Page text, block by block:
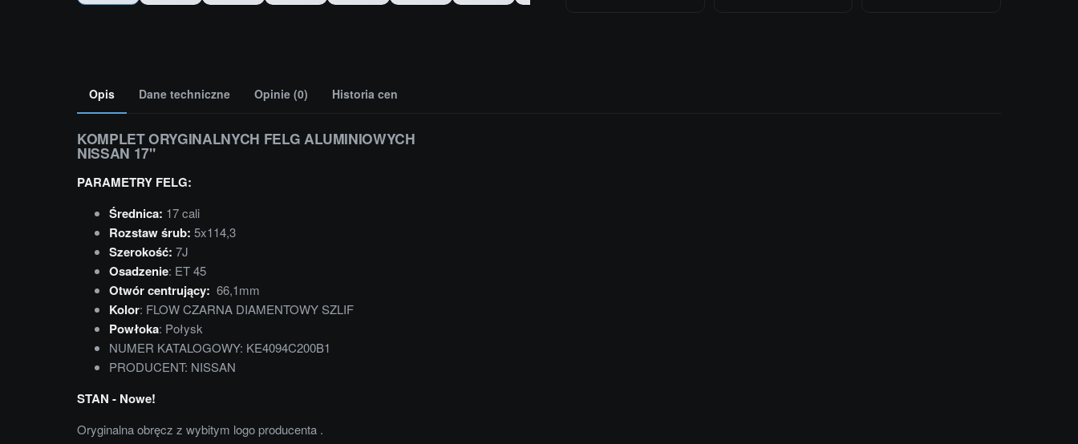
Opis Dane techniczne Opinie (0) Historia cen
KOMPLET ORYGINALNYCH FELG ALUMINIOWYCH
NISSAN 17"
PARAMETRY FELG:
Średnica: 17 cali
Rozstaw śrub: 5x114,3
Szerokość: 7J
Osadzenie: ET 45
Otwór centrujący: 66,1mm
Kolor: FLOW CZARNA DIAMENTOWY SZLIF
Powłoka: Połysk
NUMER KATALOGOWY: KE4094C200B1
PRODUCENT: NISSAN
STAN - Nowe!
Oryginalna obręcz z wybitym logo producenta .